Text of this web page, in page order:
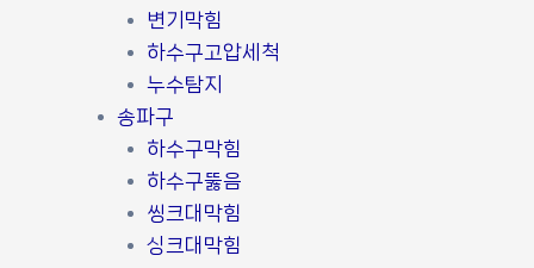
변기막힘
하수구고압세척
누수탐지
송파구
하수구막힘
하수구뚫음
씽크대막힘
싱크대막힘